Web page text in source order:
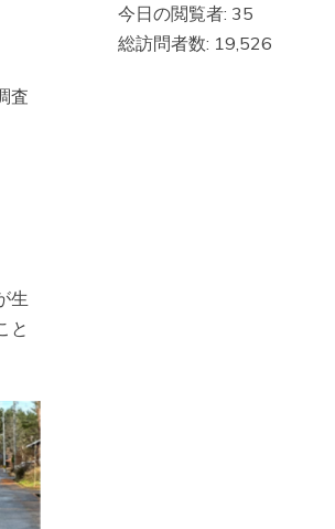
査
生
と
今日の閲覧者: 35
総訪問者数: 19,526